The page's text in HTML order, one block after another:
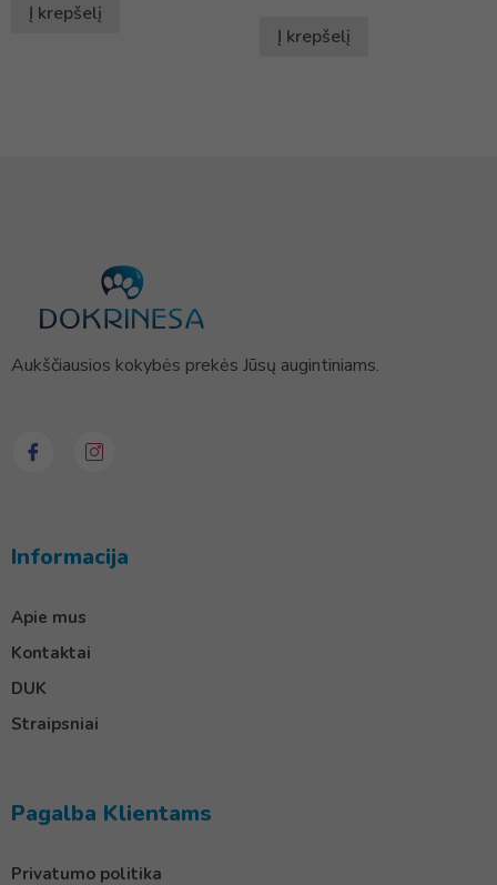
Į krepšelį
Į krepšelį
Aukščiausios kokybės prekės Jūsų augintiniams.
Informacija
Apie mus
Kontaktai
DUK
Straipsniai
Pagalba Klientams
Privatumo politika